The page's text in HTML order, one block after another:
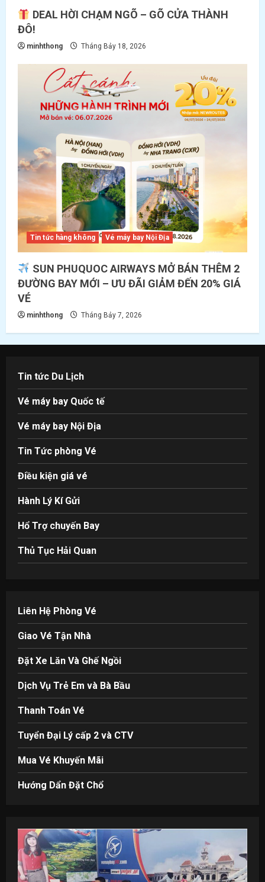
DEAL HỜI CHẠM NGÕ – GÕ CỬA THÀNH
ĐÔ!
minhthong Tháng Bảy 18, 2026
Tin tức hàng không Vé máy bay Nội Địa
SUN PHUQUOC AIRWAYS MỞ BÁN THÊM 2
ĐƯỜNG BAY MỚI – ƯU ĐÃI GIẢM ĐẾN 20% GIÁ
VÉ
minhthong Tháng Bảy 7, 2026
Tin tức Du Lịch
Vé máy bay Quốc tế
Vé máy bay Nội Địa
Tin Tức phòng Vé
Điều kiện giá vé
Hành Lý Kí Gửi
Hổ Trợ chuyến Bay
Thủ Tục Hải Quan
Liên Hệ Phòng Vé
Giao Vé Tận Nhà
Đặt Xe Lăn Và Ghế Ngồi
Dịch Vụ Trẻ Em và Bà Bầu
Thanh Toán Vé
Tuyển Đại Lý cấp 2 và CTV
Mua Vé Khuyến Mãi
Hướng Dẩn Đặt Chổ